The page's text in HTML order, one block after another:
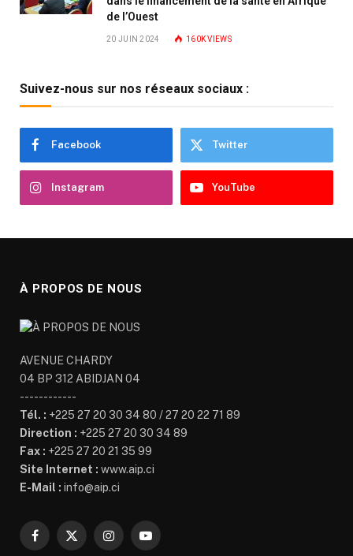
de l’Ouest
20 JUIN 2024 160KVIEWS
Suivez-nous sur nos réseaux sociaux :
Facebook Twitter
Instagram YouTube
À PROPOS DE NOUS
AVENUE CHARDY
04 BP 312 ABIDJAN 04
------------
Tél. : +225 27 20 30 34 80 / 27 20 22 71 89
Direction : +225 27 20 30 34 89
Fax : +225 27 20 21 35 99
Site Internet : www.aip.ci
E-Mail : info@aip.ci
Facebook
X
InstagramYouTube